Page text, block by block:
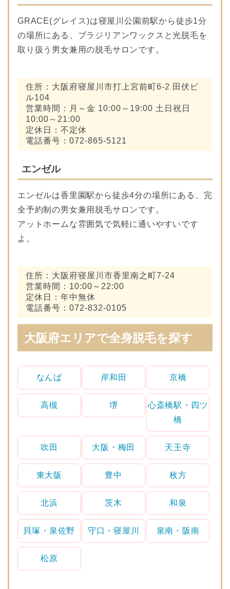
GRACE(グレイス)は寝屋川公園前駅から徒歩1分
の場所にある、ブラジリアンワックスと光脱毛を
取り扱う男女兼用の脱毛サロンです。
住所：大阪府寝屋川市打上宮前町6-2 田伏ビ
ル104
営業時間：月～金 10:00～19:00 土日祝日
10:00～21:00
定休日：不定休
電話番号：072-865-5121
エンゼル
エンゼルは香里園駅から徒歩4分の場所にある、完
全予約制の男女兼用脱毛サロンです。
アットホームな雰囲気で気軽に通いやすいです
よ。
住所：大阪府寝屋川市香里南之町7-24
営業時間：10:00～22:00
定休日：年中無休
電話番号：072-832-0105
大阪府エリアで全身脱毛を探す
なんば 岸和田 京橋
高槻 堺
心斎橋駅・四ツ
橋
吹田 大阪・梅田 天王寺
東大阪 豊中 枚方
北浜 茨木 和泉
貝塚・泉佐野 守口・寝屋川 泉南・阪南
松原